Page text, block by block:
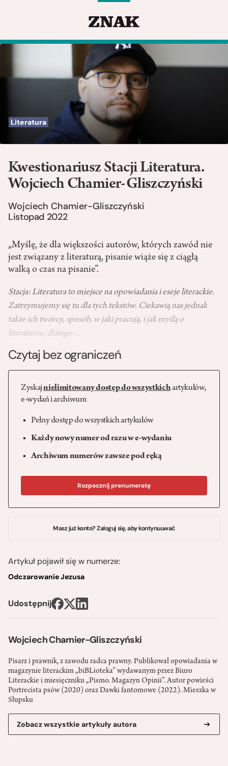
Literatura
Wojciech Chamier-Gliszczyński
Pisarz i prawnik, z zawodu radca prawny. Publikował opowiadania w
magazynie literackim „biBLioteka” wydawanym przez Biuro
Literackie i miesięczniku „Pismo. Magazyn Opinii”. Autor powieści
Portrecista psów (2020) oraz Dawki fantomowe (2022). Mieszka w
Słupsku
Zobacz wszystkie artykuły autora
Kwestionariusz Stacji Literatura.
Wojciech Chamier-Gliszczyński
Wojciech Chamier-Gliszczyński
Listopad 2022
„Myślę, że dla większości autorów, których zawód nie
jest związany z literaturą, pisanie wiąże się z ciągłą
walką o czas na pisanie”.
Stacja: Literatura to miejsce na opowiadania i eseje literackie.
Zatrzymujemy się tu dla tych tekstów. Ciekawią nas jednak
także ich twórcy, sposób, w jaki pracują, i jak myślą o
literaturze, dlatego…
Czytaj bez ograniczeń
Zyskajnielimitowany dostęp do wszystkichartykułów,
e-wydań i archiwum
Pełny dostęp do wszystkich artykułów
Każdy nowy numer od razu w e-wydaniu
Archiwum numerów zawsze pod ręką
Rozpocznij prenumeratę
Masz już konto? Zaloguj się, aby kontynuuwać
Artykuł pojawił się w numerze:
Odczarowanie Jezusa
Udostępnij